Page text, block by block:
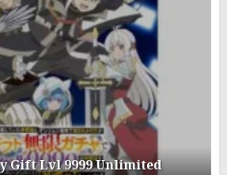
Gift Lvl 9999 Unlimited